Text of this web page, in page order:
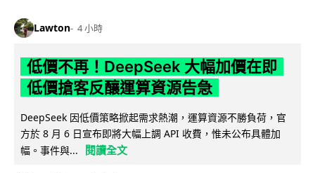
Lawton 4 小時
低價不再！DeepSeek 大幅加價在即
低價搶客反釀運算資源告急
DeepSeek 因低價策略掀起需求熱潮，運算資源不勝負荷，官
方於 8 月 6 日宣布即將大幅上調 API 收費，惟未公布具體加
幅。事件與...
閱讀全文